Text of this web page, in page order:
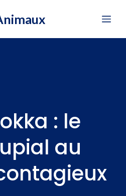
: le
au